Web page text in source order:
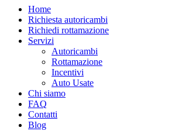
Home
Richiesta autoricambi
Richiedi rottamazione
Servizi
Autoricambi
Rottamazione
Incentivi
Auto Usate
Chi siamo
FAQ
Contatti
Blog